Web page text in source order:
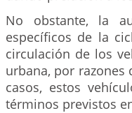
No obstante, la
específicos de la
circulación de los
urbana, por razones
casos, estos
términos previstos